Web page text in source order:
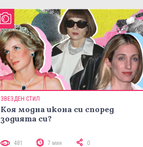
ЗВЕЗДЕН СТИЛ
Коя модна икона си според
зодията си?
481 7 мин 0